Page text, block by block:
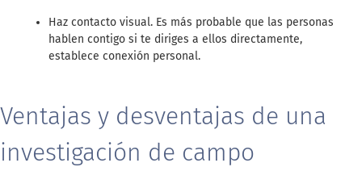
Haz contacto visual. Es más probable que las personas
hablen contigo si te diriges a ellos directamente,
establece conexión personal.
Ventajas y desventajas de una
investigación de campo